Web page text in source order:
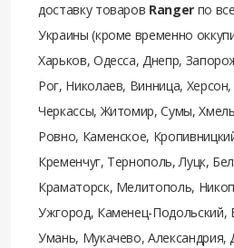
доставку товаров Rangerпо
Украины (кроме временно
Харьков, Одесса, Днепр,
Рог, Николаев, Винница,
Черкассы, Житомир, Сумы,
Ровно, Каменское,
Кременчуг, Тернополь, Луцк,
Краматорск, Мелитополь,
Ужгород, Каменец-Подольский,
Умань, Мукачево,